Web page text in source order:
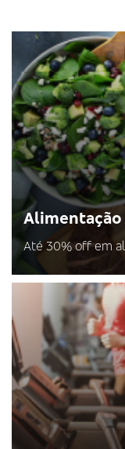
Alimentação
Até 30% off em